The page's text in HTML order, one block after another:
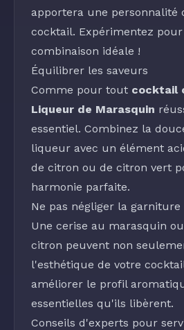
apportera une personnalité
cocktail. Expérimentez
combinaison idéale !
Équilibrer les saveurs
Comme pour tout cocktail
Liqueur de Marasquin
essentiel. Combinez la
liqueur avec un élément
de citron ou de citron vert
harmonie parfaite.
Ne pas négliger la garniture
Une cerise au marasquin
citron peuvent non
l'esthétique de votre
améliorer le profil
essentielles qu'ils libèrent.
Conseils d'experts pour